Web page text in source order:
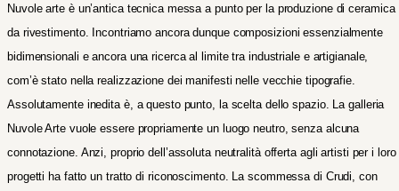
Nuvole arte è un’antica tecnica messa a punto per la produzione di ceramica
da rivestimento. Incontriamo ancora dunque composizioni essenzialmente
bidimensionali e ancora una ricerca al limite tra industriale e artigianale,
com’è stato nella realizzazione dei manifesti nelle vecchie tipografie.
Assolutamente inedita è, a questo punto, la scelta dello spazio. La galleria
Nuvole Arte vuole essere propriamente un luogo neutro, senza alcuna
connotazione. Anzi, proprio dell’assoluta neutralità offerta agli artisti per i loro
progetti ha fatto un tratto di riconoscimento. La scommessa di Crudi, con